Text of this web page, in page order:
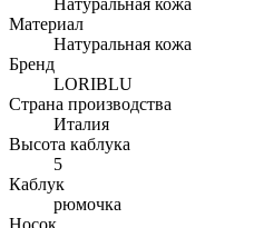
Материал
Натуральная кожа
Бренд
LORIBLU
Страна производства
Италия
Высота каблука
5
Каблук
рюмочка
Носок